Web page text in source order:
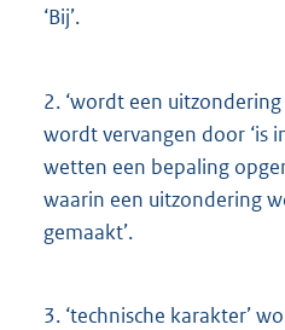
‘Bij’.
2. ‘wordt een uitzondering
wordt vervangen door ‘is
wetten een bepaling
waarin een uitzondering
gemaakt’.
3. ‘technische karakter’